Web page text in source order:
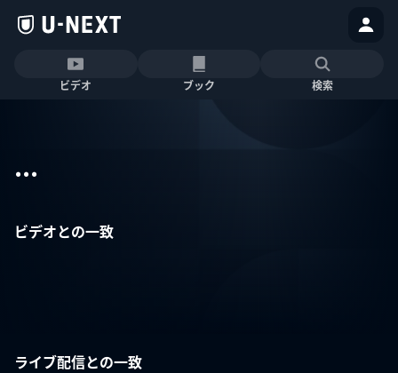
ビデオ ブック 検索
...
ビデオとの一致
ライブ配信との一致